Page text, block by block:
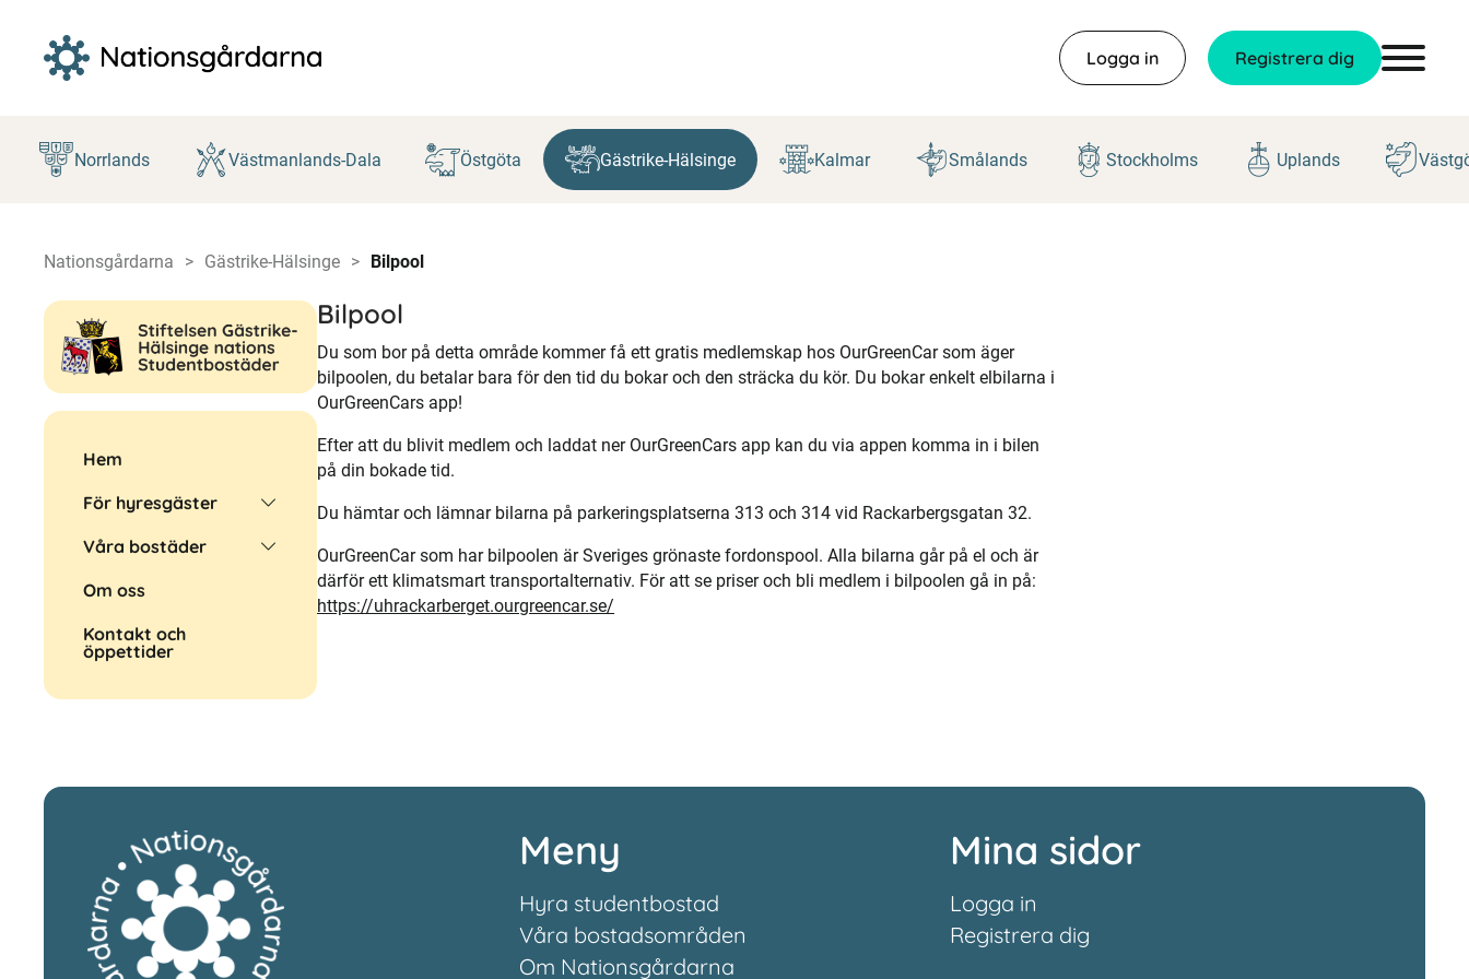
innehåll
Logga in Registrera dig
Norrlands Västmanlands-Dala Östgöta Gästrike-Hälsinge Kalmar Smålands Stockholms Uplands
Nationsgårdarna Gästrike-Hälsinge Bilpool
Hem
För hyresgäster
Våra bostäder
Om oss
Kontakt och
öppettider
Bilpool
Du som bor på detta område kommer få ett gratis medlemskap hos OurGreenCar som äger
bilpoolen, du betalar bara för den tid du bokar och den sträcka du kör. Du bokar enkelt elbilarna i
OurGreenCars app!
Efter att du blivit medlem och laddat ner OurGreenCars app kan du via appen komma in i bilen
på din bokade tid.
Du hämtar och lämnar bilarna på parkeringsplatserna 313 och 314 vid Rackarbergsgatan 32.
OurGreenCar som har bilpoolen är Sveriges grönaste fordonspool. Alla bilarna går på el och är
därför ett klimatsmart transportalternativ. För att se priser och bli medlem i bilpoolen gå in på:
https://uhrackarberget.ourgreencar.se/
Meny
Hyra studentbostad
Våra bostadsområden
Om Nationsgårdarna
Mina sidor
Logga in
Registrera dig